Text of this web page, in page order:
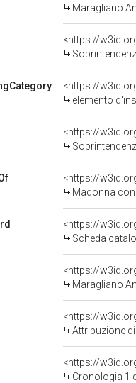
Maragliano
<https://
<https://
elemento
<https://
Soprintendenza
<https://
Madonna con
<https://
Scheda
<https://
Maragliano
<https://
Attribuzione
<https://
Cronologia 1